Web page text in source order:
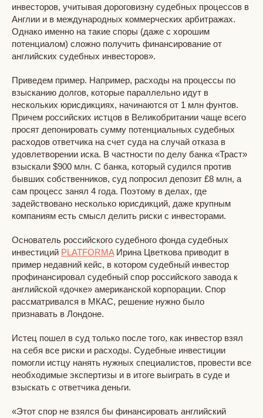
инвесторов, учитывая дороговизну судебных процессов в
Англии и в международных коммерческих арбитражах.
Однако именно на такие споры (даже с хорошим
потенциалом) сложно получить финансирование от
английских судебных инвесторов».
Приведем пример. Например, расходы на процессы по
взысканию долгов, которые параллельно идут в
нескольких юрисдикциях, начинаются от 1 млн фунтов.
Причем российских истцов в Великобритании чаще всего
просят депонировать сумму потенциальных судебных
расходов ответчика на счет суда на случай отказа в
удовлетворении иска. В частности по делу банка «Траст»
взыскали $900 млн. С банка, который судился против
бывших собственников, суд попросил депозит £8 млн, а
сам процесс занял 4 года. Поэтому в делах, где
задействовано несколько юрисдикций, даже крупным
компаниям есть смысл делить риски с инвесторами.
Основатель российского судебного фонда судебных
инвестиций PLATFORMAИрина Цветкова приводит в
пример недавний кейс, в котором судебный инвестор
профинансировал судебный спор российского завода к
английской «дочке» американской корпорации. Спор
рассматривался в МКАС, решение нужно было
признавать в Лондоне.
Истец пошел в суд только после того, как инвестор взял
на себя все риски и расходы. Судебные инвестиции
помогли истцу нанять нужных специалистов, провести все
необходимые экспертизы и в итоге выиграть в суде и
взыскать с ответчика деньги.
«Этот спор не взялся бы финансировать английский